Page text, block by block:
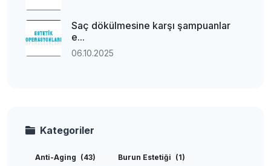
Saç dökülmesine karşı şampuanlar
e...
06.10.2025
Kategoriler
Anti-Aging (43) Burun Estetiği (1)